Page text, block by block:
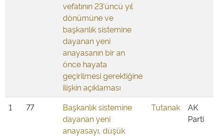
vefatının 23'üncü yıl
dönümüne ve
başkanlık sistemine
dayanan yeni
anayasanın bir an
önce hayata
geçirilmesi gerektiğine
ilişkin açıklaması
1 77
Başkanlık sistemine
dayanan yeni
anayasayı, düşük
Tutanak
AK
Parti